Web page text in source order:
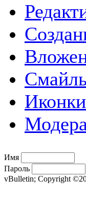
Имя
Пароль
vBulletin; Copyright